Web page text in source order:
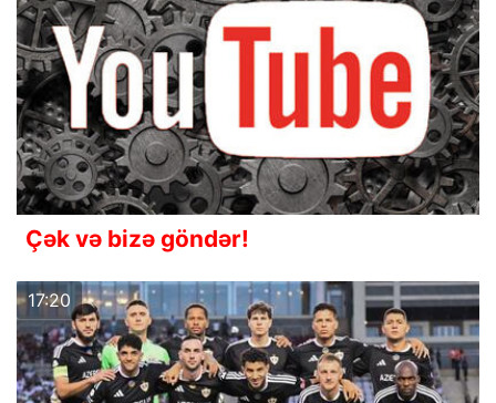
Çək və bizə göndər!
17:20